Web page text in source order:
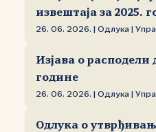
извештаја за 2025.
26. 06. 2026. | Одлука |
Изјава о расподели
године
26. 06. 2026. | Одлука |
Одлука о